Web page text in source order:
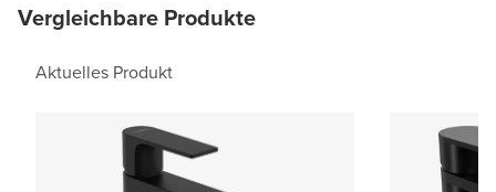
Vergleichbare Produkte
Aktuelles Produkt